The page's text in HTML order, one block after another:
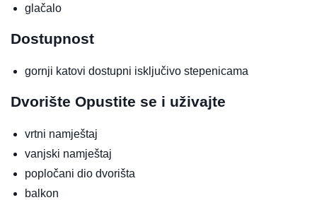
glačalo
Dostupnost
gornji katovi dostupni isključivo stepenicama
Dvorište Opustite se i uživajte
vrtni namještaj
vanjski namještaj
popločani dio dvorišta
balkon